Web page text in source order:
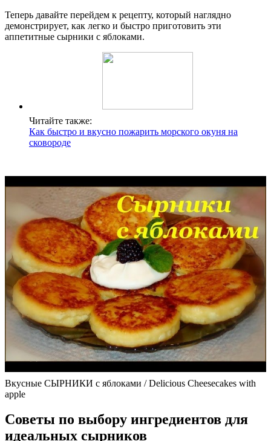
Теперь давайте перейдем к рецепту, который наглядно
демонстрирует, как легко и быстро приготовить эти
аппетитные сырники с яблоками.
Читайте также:
Как быстро и вкусно пожарить морского окуня на
сковороде
Вкусные СЫРНИКИ с яблоками / Delicious Cheesecakes with
apple
Советы по выбору ингредиентов для
идеальных сырников